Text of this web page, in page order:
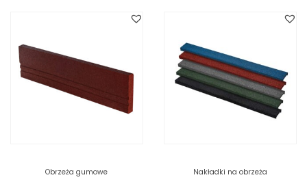
Obrzeża gumowe Nakładki na obrzeża